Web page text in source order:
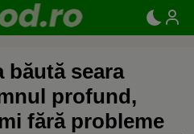
băută seara
profund,
fără probleme